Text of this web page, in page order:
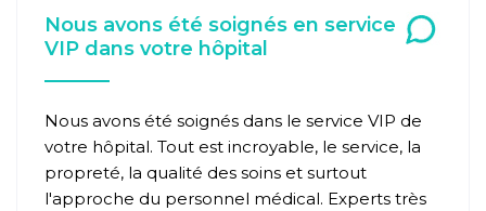
Nous avons été soignés en service
VIP dans votre hôpital
Nous avons été soignés dans le service VIP de
votre hôpital. Tout est incroyable, le service, la
propreté, la qualité des soins et surtout
l'approche du personnel médical. Experts très